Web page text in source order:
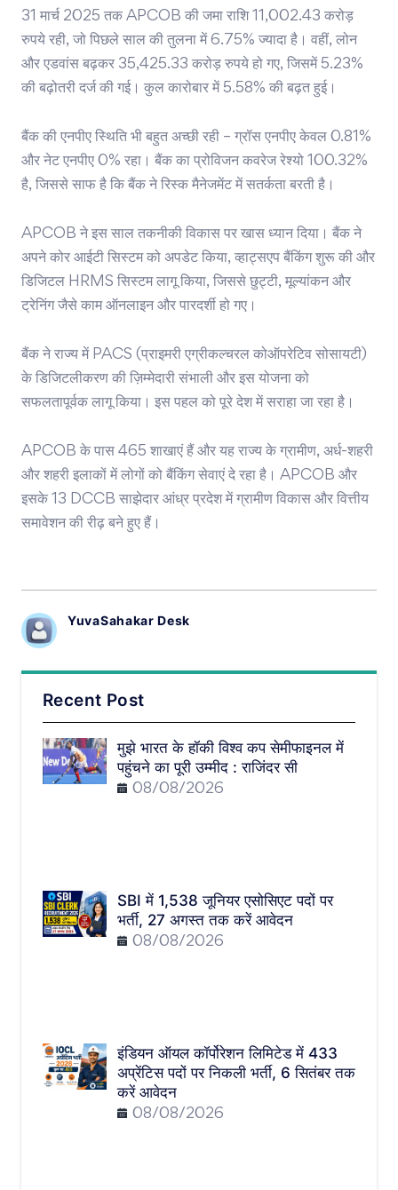
31 मार्च 2025 तक APCOB की जमा राशि 11,002.43 करोड़
रुपये रही, जो पिछले साल की तुलना में 6.75% ज्यादा है। वहीं, लोन
और एडवांस बढ़कर 35,425.33 करोड़ रुपये हो गए, जिसमें 5.23%
की बढ़ोतरी दर्ज की गई। कुल कारोबार में 5.58% की बढ़त हुई।
बैंक की एनपीए स्थिति भी बहुत अच्छी रही – ग्रॉस एनपीए केवल 0.81%
और नेट एनपीए 0% रहा। बैंक का प्रोविजन कवरेज रेश्यो 100.32%
है, जिससे साफ है कि बैंक ने रिस्क मैनेजमेंट में सतर्कता बरती है।
APCOB ने इस साल तकनीकी विकास पर खास ध्यान दिया। बैंक ने
अपने कोर आईटी सिस्टम को अपडेट किया, व्हाट्सएप बैंकिंग शुरू की और
डिजिटल HRMS सिस्टम लागू किया, जिससे छुट्टी, मूल्यांकन और
ट्रेनिंग जैसे काम ऑनलाइन और पारदर्शी हो गए।
बैंक ने राज्य में PACS (प्राइमरी एग्रीकल्चरल कोऑपरेटिव सोसायटी)
के डिजिटलीकरण की ज़िम्मेदारी संभाली और इस योजना को
सफलतापूर्वक लागू किया। इस पहल को पूरे देश में सराहा जा रहा है।
APCOB के पास 465 शाखाएं हैं और यह राज्य के ग्रामीण, अर्ध-शहरी
और शहरी इलाकों में लोगों को बैंकिंग सेवाएं दे रहा है। APCOB और
इसके 13 DCCB साझेदार आंध्र प्रदेश में ग्रामीण विकास और वित्तीय
समावेशन की रीढ़ बने हुए हैं।
YuvaSahakar Desk
Recent Post
मुझे भारत के हॉकी विश्व कप सेमीफाइनल में
पहुंचने का पूरी उम्मीद : राजिंदर सी
08/08/2026
SBI में 1,538 जूनियर एसोसिएट पदों पर
भर्ती, 27 अगस्त तक करें आवेदन
08/08/2026
इंडियन ऑयल कॉर्पोरेशन लिमिटेड में 433
अप्रेंटिस पदों पर निकली भर्ती, 6 सितंबर तक
करें आवेदन
08/08/2026